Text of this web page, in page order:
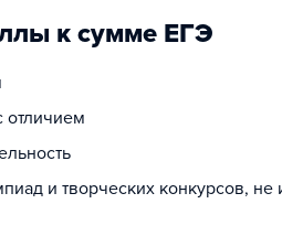
к сумме ЕГЭ
отличием
и творческих конкурсов,